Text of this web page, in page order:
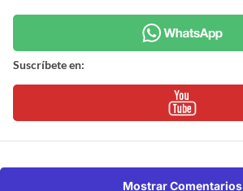
Suscríbete en:
Mostrar Comentarios